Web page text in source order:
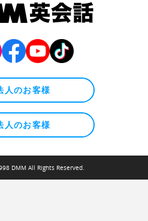
人のお客様
人のお客様
DMM All Rights Reserved.